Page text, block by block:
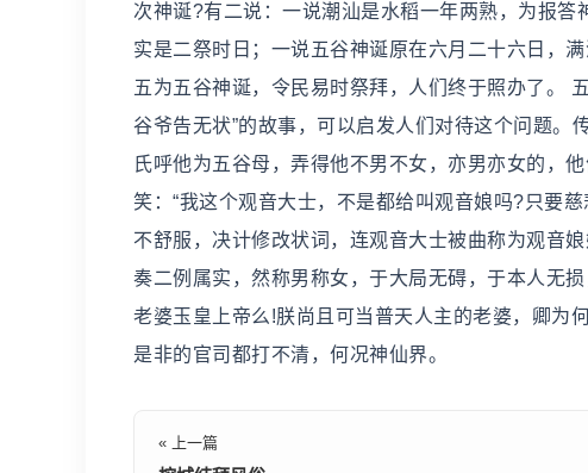
次神诞?有二说：一说潮汕是水稻一年两熟，为报答
实是二祭时日；一说五谷神诞原在六月二十六日，
五为五谷神诞，令民易时祭拜，人们终于照办了。
谷爷告无状”的故事，可以启发人们对待这个问题。
氏呼他为五谷母，弄得他不男不女，亦男亦女的，
笑：“我这个观音大士，不是都给叫观音娘吗?只要
不舒服，决计修改状词，连观音大士被曲称为观音
奏二例属实，然称男称女，于大局无碍，于本人无
老婆玉皇上帝么!朕尚且可当普天人主的老婆，卿为
是非的官司都打不清，何况神仙界。
« 上一篇